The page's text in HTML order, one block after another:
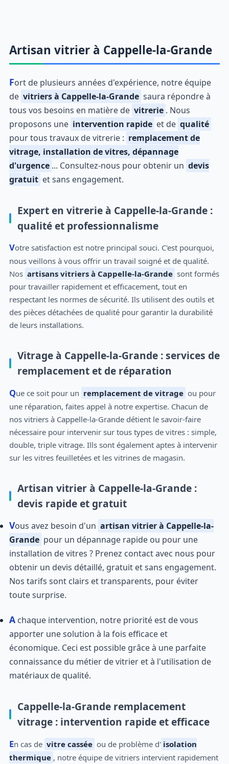
Artisan vitrier à Cappelle-la-Grande
Fort de plusieurs années d'expérience, notre équipe
de vitriers à Cappelle-la-Grande saura répondre à
tous vos besoins en matière de vitrerie . Nous
proposons une intervention rapide et de qualité
pour tous travaux de vitrerie : remplacement de
vitrage, installation de vitres, dépannage
d'urgence ... Consultez-nous pour obtenir un devis
gratuit et sans engagement.
Expert en vitrerie à Cappelle-la-Grande :
qualité et professionnalisme
Votre satisfaction est notre principal souci. C'est pourquoi,
nous veillons à vous offrir un travail soigné et de qualité.
Nos artisans vitriers à Cappelle-la-Grande sont formés
pour travailler rapidement et efficacement, tout en
respectant les normes de sécurité. Ils utilisent des outils et
des pièces détachées de qualité pour garantir la durabilité
de leurs installations.
Vitrage à Cappelle-la-Grande : services de
remplacement et de réparation
Que ce soit pour un remplacement de vitrage ou pour
une réparation, faites appel à notre expertise. Chacun de
nos vitriers à Cappelle-la-Grande détient le savoir-faire
nécessaire pour intervenir sur tous types de vitres : simple,
double, triple vitrage. Ills sont également aptes à intervenir
sur les vitres feuilletées et les vitrines de magasin.
Artisan vitrier à Cappelle-la-Grande :
devis rapide et gratuit
Vous avez besoin d'un artisan vitrier à Cappelle-la-
Grande pour un dépannage rapide ou pour une
installation de vitres ? Prenez contact avec nous pour
obtenir un devis détaillé, gratuit et sans engagement.
Nos tarifs sont clairs et transparents, pour éviter
toute surprise.
A chaque intervention, notre priorité est de vous
apporter une solution à la fois efficace et
économique. Ceci est possible grâce à une parfaite
connaissance du métier de vitrier et à l'utilisation de
matériaux de qualité.
Cappelle-la-Grande remplacement
vitrage : intervention rapide et efficace
En cas de vitre cassée ou de problème d' isolation
thermique , notre équipe de vitriers intervient rapidement